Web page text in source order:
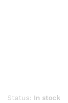
Status: In stock